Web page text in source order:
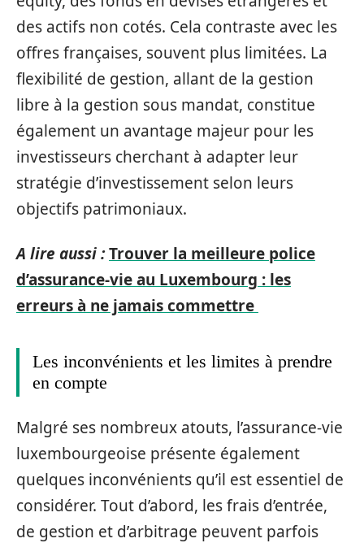
des actifs non cotés. Cela contraste avec les
offres françaises, souvent plus limitées. La
flexibilité de gestion, allant de la gestion
libre à la gestion sous mandat, constitue
également un avantage majeur pour les
investisseurs cherchant à adapter leur
stratégie d’investissement selon leurs
objectifs patrimoniaux.
A lire aussi :Trouver la meilleure police
d’assurance-vie au Luxembourg : les
erreurs à ne jamais commettre
Les inconvénients et les limites à prendre
en compte
Malgré ses nombreux atouts, l’assurance-vie
luxembourgeoise présente également
quelques inconvénients qu’il est essentiel de
considérer. Tout d’abord, les frais d’entrée,
de gestion et d’arbitrage peuvent parfois